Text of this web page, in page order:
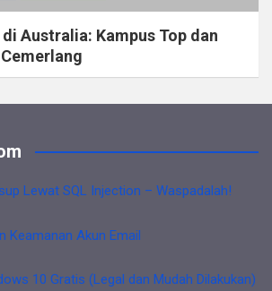
Australia: Kampus Top dan
Lewat SQL Injection – Waspadalah!
Keamanan Akun Email
10 Gratis (Legal dan Mudah Dilakukan)